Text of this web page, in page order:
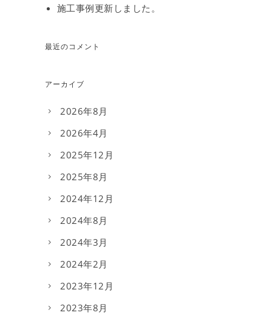
施工事例更新しました。
最近のコメント
アーカイブ
2026年8月
2026年4月
2025年12月
2025年8月
2024年12月
2024年8月
2024年3月
2024年2月
2023年12月
2023年8月